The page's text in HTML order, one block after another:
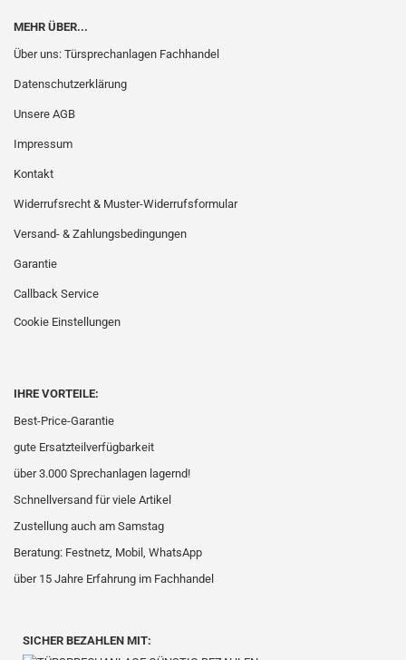
MEHR ÜBER...
Über uns: Türsprechanlagen Fachhandel
Datenschutzerklärung
Unsere AGB
Impressum
Kontakt
Widerrufsrecht & Muster-Widerrufsformular
Versand- & Zahlungsbedingungen
Garantie
Callback Service
Cookie Einstellungen
IHRE VORTEILE:
Best-Price-Garantie
gute Ersatzteilverfügbarkeit
über 3.000 Sprechanlagen lagernd!
Schnellversand für viele Artikel
Zustellung auch am Samstag
Beratung: Festnetz, Mobil, WhatsApp
über 15 Jahre Erfahrung im Fachhandel
SICHER BEZAHLEN MIT: